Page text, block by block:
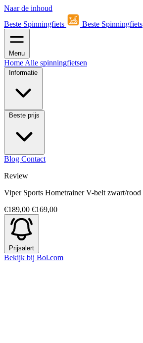
Naar de inhoud
Beste Spinningfiets
Beste Spinningfiets
Menu
Home Alle spinningfietsen
Informatie
Beste prijs
Blog Contact
Review
Viper Sports Hometrainer V-belt zwart/rood
€189,00 €169,00
Prijsalert
Bekijk bij Bol.com